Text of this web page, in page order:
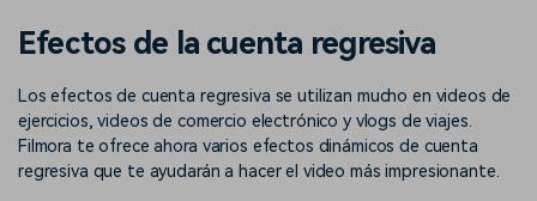
Inspírate con Filmora
usuarios crean con Filmora
Taller creativo
trucos, queremos ayudarte a
crecer e inspirar tu próximo
video
Afíliate
Consigue una afiliación a
nivel empresarial
Efectos de la cuenta regresiva
Los efectos de cuenta regresiva se utilizan mucho en videos de
ejercicios, videos de comercio electrónico y vlogs de viajes.
Filmora te ofrece ahora varios efectos dinámicos de cuenta
regresiva que te ayudarán a hacer el video más impresionante.